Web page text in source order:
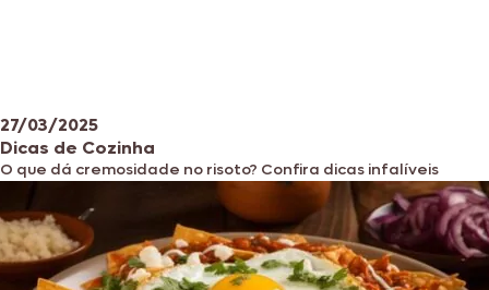
27/03/2025
Dicas de Cozinha
O que dá cremosidade no risoto? Confira dicas infalíveis